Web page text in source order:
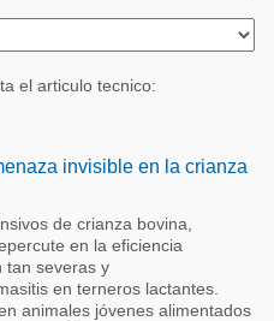
el articulo tecnico:
invisible en la crianza
de crianza bovina,
en la eficiencia
tan severas y
en terneros lactantes.
animales jóvenes alimentados